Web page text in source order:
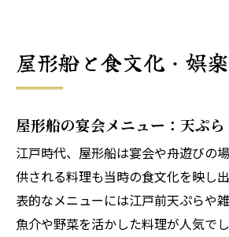
屋形船と食文化・娯
屋形船の宴会メニュー：天ぷ
江戸時代、屋形船は宴会や舟遊びの
供される料理も当時の食文化を映し
表的なメニューには江戸前天ぷらや
魚介や野菜を活かした料理が人気で